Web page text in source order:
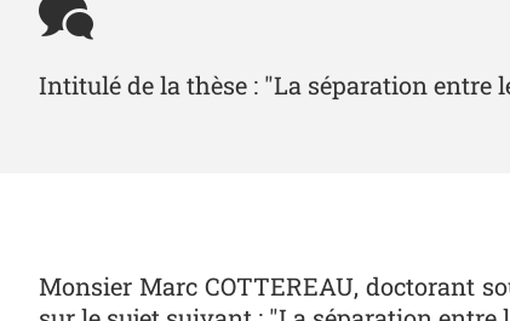
Intitulé de la thèse : "La séparation
Monsier Marc COTTEREAU, doctorant